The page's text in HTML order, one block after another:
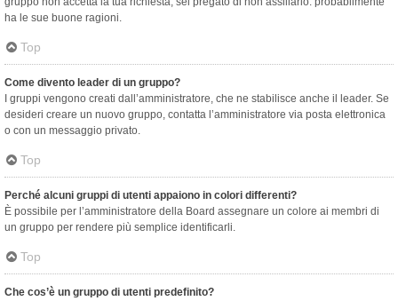
ha le sue buone ragioni.
Top
Come divento leader di un gruppo?
I gruppi vengono creati dall’amministratore, che ne stabilisce anche il leader. Se
desideri creare un nuovo gruppo, contatta l’amministratore via posta elettronica
o con un messaggio privato.
Top
Perché alcuni gruppi di utenti appaiono in colori differenti?
È possibile per l’amministratore della Board assegnare un colore ai membri di
un gruppo per rendere più semplice identificarli.
Top
Che cos’è un gruppo di utenti predefinito?